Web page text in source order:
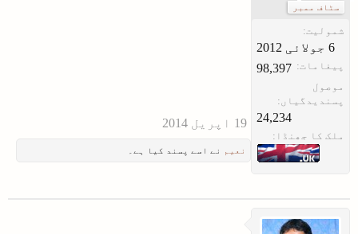
سٹاف ممبر
شمولیت:
پیغامات: 98,397
موصول
پسندیدگیاں:
24,234
ملک کا جھنڈا:
نعیم نے اسے پسند کیا ہے۔